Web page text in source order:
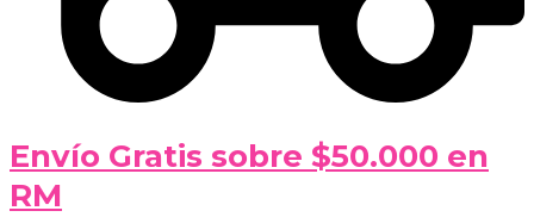
Envío Gratis sobre $50.000 en
RM